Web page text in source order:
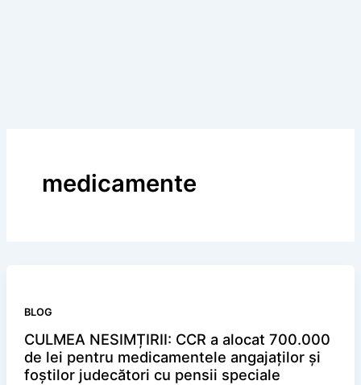
medicamente
BLOG
CULMEA NESIMȚIRII: CCR a alocat 700.000
de lei pentru medicamentele angajaților și
foștilor judecători cu pensii speciale